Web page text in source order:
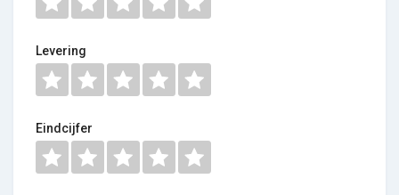
Levering
Eindcijfer